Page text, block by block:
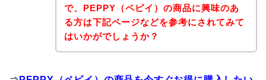
で、PEPPY（ペピイ）の商品に興味のあ
る方は下記ページなどを参考にされてみて
はいかがでしょうか？